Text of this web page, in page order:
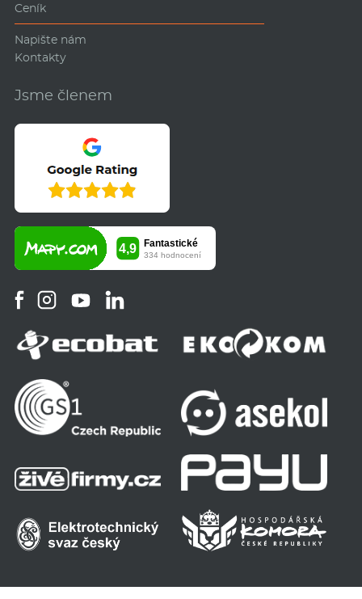
Ceník
Napište nám
Kontakty
Jsme členem